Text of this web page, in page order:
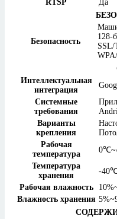
RTSP
Да
Безопасность
128-
SSL/
Интеллектуальная
интеграция
Системные
требования
Варианты
крепления
Рабочая
температура
Температура
хранения
-
Рабочая влажность
Влажность хранения